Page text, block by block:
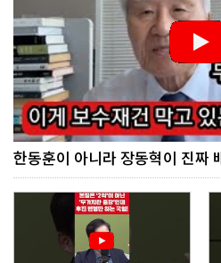
한동훈이 아니라 장동혁이 진짜